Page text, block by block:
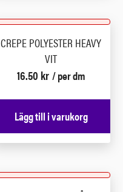
CREPE POLYESTER HEAVY
VIT
16.50 kr / per dm
Lägg till i varukorg